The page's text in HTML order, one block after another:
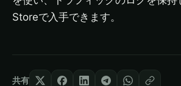
Storeで入手できます。
共有